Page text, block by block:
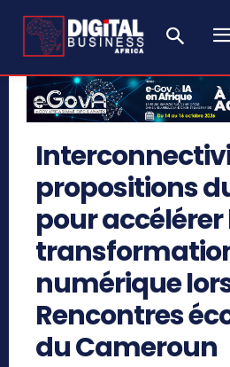
propositions
pour accélérer
numérique
Rencontres
du Cameroun